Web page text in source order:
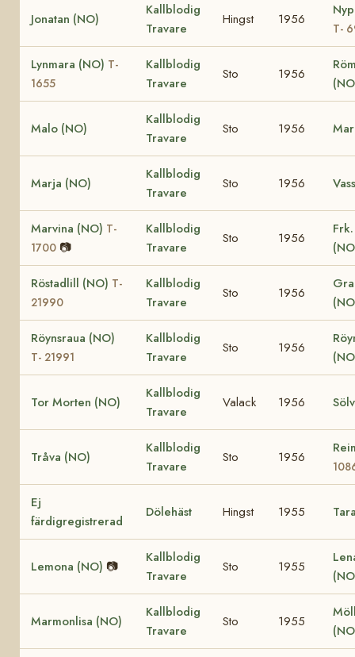
Jonatan (NO)
Kallblodig
Travare
Hingst 1956
T-
Lynmara (NO) T-
1655
Kallblodig
Travare
Sto 1956
Malo (NO)
Kallblodig
Travare
Sto 1956
Marja (NO)
Kallblodig
Travare
Sto 1956
Marvina (NO) T-
1700 📷
Kallblodig
Travare
Sto 1956
Röstadlill (NO) T-
21990
Kallblodig
Travare
Sto 1956
Röynsraua (NO)
T- 21991
Kallblodig
Travare
Sto 1956
Tor Morten (NO)
Kallblodig
Travare
Valack 1956
Tråva (NO)
Kallblodig
Travare
Sto 1956
Ej
färdigregistrerad
Dölehäst Hingst 1955
Lemona (NO) 📷
Kallblodig
Travare
Sto 1955
Marmonlisa (NO)
Kallblodig
Travare
Sto 1955